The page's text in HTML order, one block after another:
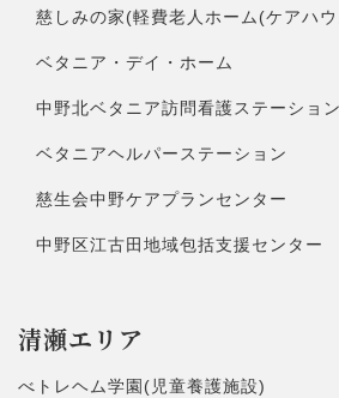
慈しみの家(軽費老人ホーム(ケアハ
ベタニア・デイ・ホーム
中野北ベタニア訪問看護ステーション
ベタニアヘルパーステーション
慈生会中野ケアプランセンター
中野区江古田地域包括支援センター
清瀬エリア
べトレヘム学園(児童養護施設)